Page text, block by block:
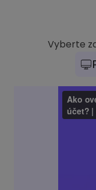
Vyberte